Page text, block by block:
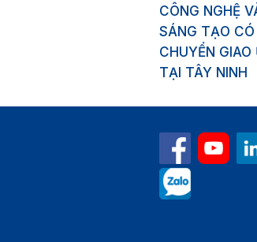
CÔNG NGHỆ
SÁNG TẠO
CHUYỂN GIAO
TẠI TÂY NINH